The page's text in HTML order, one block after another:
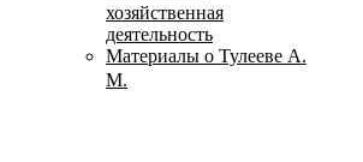
хозяйственная
деятельность
Материалы о Тулееве А.
М.